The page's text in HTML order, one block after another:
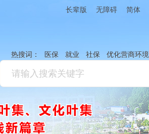
长辈版 无障碍 简体
热搜词： 医保 就业 社保 优化营商环境